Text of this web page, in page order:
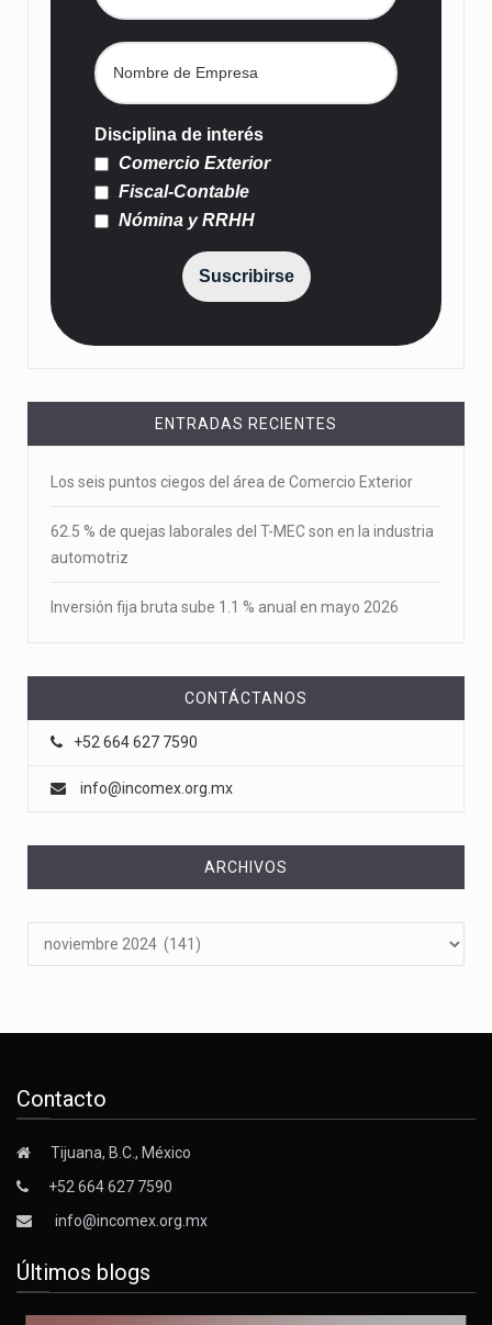
Disciplina de interés
Comercio Exterior
Fiscal-Contable
Nómina y RRHH
Suscribirse
ENTRADAS RECIENTES
Los seis puntos ciegos del área de Comercio Exterior
62.5 % de quejas laborales del T-MEC son en la industria
automotriz
Inversión fija bruta sube 1.1 % anual en mayo 2026
CONTÁCTANOS
+52 664 627 7590
info@incomex.org.mx
ARCHIVOS
Contacto
Tijuana, B.C., México
+52 664 627 7590
info@incomex.org.mx
Últimos blogs